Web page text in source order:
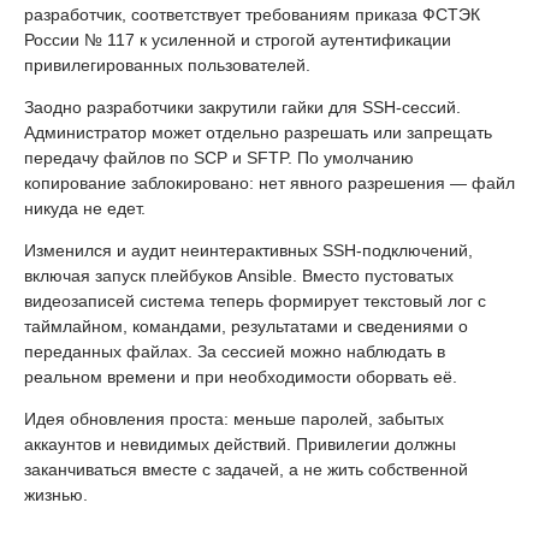
разработчик, соответствует требованиям приказа ФСТЭК
России № 117 к усиленной и строгой аутентификации
привилегированных пользователей.
Заодно разработчики закрутили гайки для SSH-сессий.
Администратор может отдельно разрешать или запрещать
передачу файлов по SCP и SFTP. По умолчанию
копирование заблокировано: нет явного разрешения — файл
никуда не едет.
Изменился и аудит неинтерактивных SSH-подключений,
включая запуск плейбуков Ansible. Вместо пустоватых
видеозаписей система теперь формирует текстовый лог с
таймлайном, командами, результатами и сведениями о
переданных файлах. За сессией можно наблюдать в
реальном времени и при необходимости оборвать её.
Идея обновления проста: меньше паролей, забытых
аккаунтов и невидимых действий. Привилегии должны
заканчиваться вместе с задачей, а не жить собственной
жизнью.